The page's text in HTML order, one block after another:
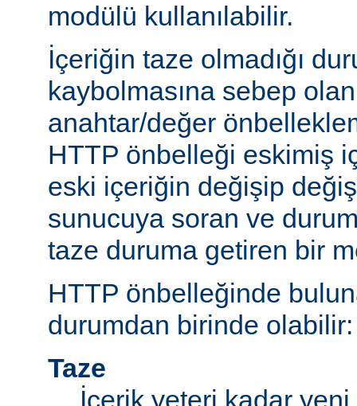
modülü kullanılabilir.
İçeriğin taze olmadığı
kaybolmasına sebep
anahtar/değer
HTTP önbelleği eskimiş
eski içeriğin değişip
sunucuya soran ve
taze duruma getiren bir
HTTP önbelleğinde
durumdan birinde olabilir:
Taze
İçerik yeteri kadar yeni